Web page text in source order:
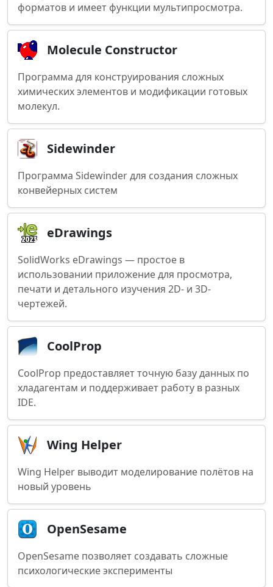
форматов и имеет функции мультипросмотра.
Molecule Constructor
Программа для конструирования сложных
химических элементов и модификации готовых
молекул.
Sidewinder
Программа Sidewinder для создания сложных
конвейерных систем
eDrawings
SolidWorks eDrawings — простое в
использовании приложение для просмотра,
печати и детального изучения 2D- и 3D-
чертежей.
CoolProp
CoolProp предоставляет точную базу данных по
хладагентам и поддерживает работу в разных
IDE.
Wing Helper
Wing Helper выводит моделирование полётов на
новый уровень
OpenSesame
OpenSesame позволяет создавать сложные
психологические эксперименты